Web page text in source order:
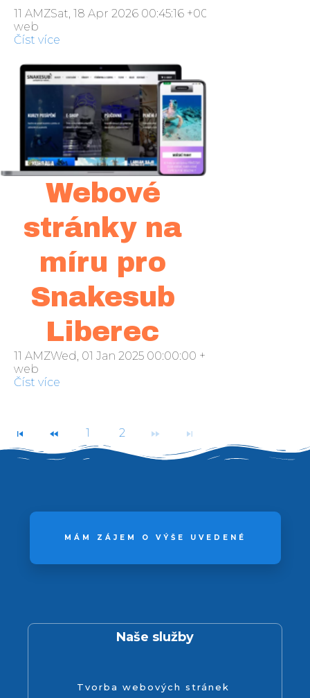
11 AMZSat, 18 Apr 2026 00:45:16 +000045sobota 2016
web
Číst více
Webové
stránky na
míru pro
Snakesub
Liberec
11 AMZWed, 01 Jan 2025 00:00:00 +000000středa
web
Číst více
1 2
MÁM ZÁJEM O VÝŠE UVEDENÉ
Naše služby
Tvorba webových stránek